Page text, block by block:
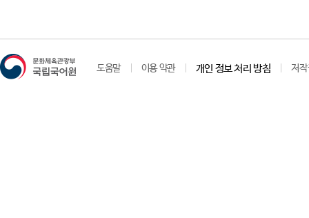
도움말 이용 약관 개인 정보 처리 방침 저